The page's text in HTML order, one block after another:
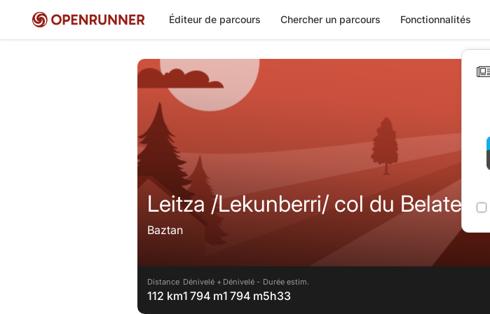
Éditeur de parcours Chercher un parcours Fonctionnalités
Leitza /Lekunberri/ col du Belate
Baztan
Distance
112 km
Dénivelé +
1 794 m
Dénivelé -
1 794 m
Durée estim.
5h33